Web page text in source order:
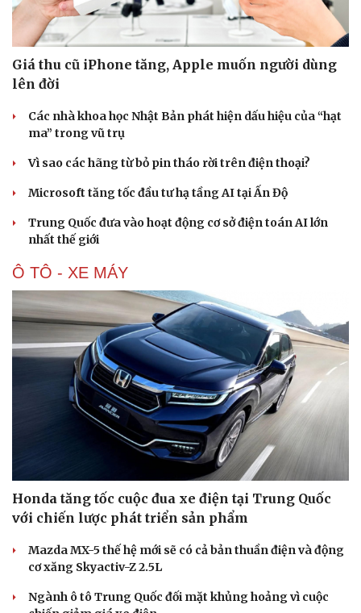
Văn hóa
Văn học
Di sản
Thời trang
Sao Việt
Giá thu cũ iPhone tăng, Apple muốn người dùng
lên đời
Các nhà khoa học Nhật Bản phát hiện dấu hiệu của “hạt
ma” trong vũ trụ
Vì sao các hãng từ bỏ pin tháo rời trên điện thoại?
Microsoft tăng tốc đầu tư hạ tầng AI tại Ấn Độ
Trung Quốc đưa vào hoạt động cơ sở điện toán AI lớn
nhất thế giới
Ô TÔ - XE MÁY
Honda tăng tốc cuộc đua xe điện tại Trung Quốc
với chiến lược phát triển sản phẩm
Mazda MX-5 thế hệ mới sẽ có cả bản thuần điện và động
cơ xăng Skyactiv-Z 2.5L
Ngành ô tô Trung Quốc đối mặt khủng hoảng vì cuộc